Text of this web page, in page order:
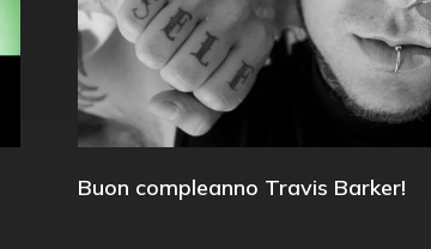
Buon compleanno Travis Barker!